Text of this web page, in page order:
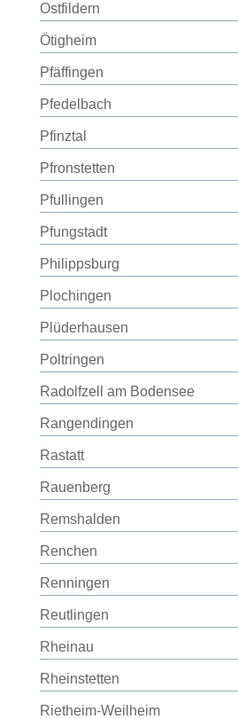
Ostfildern
Ötigheim
Pfäffingen
Pfedelbach
Pfinztal
Pfronstetten
Pfullingen
Pfungstadt
Philippsburg
Plochingen
Plüderhausen
Poltringen
Radolfzell am Bodensee
Rangendingen
Rastatt
Rauenberg
Remshalden
Renchen
Renningen
Reutlingen
Rheinau
Rheinstetten
Rietheim-Weilheim